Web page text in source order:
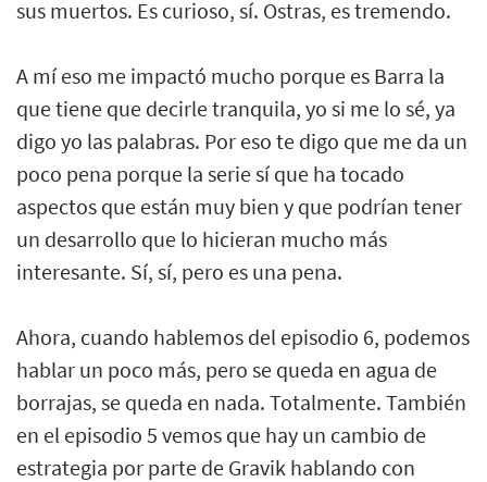
sus muertos. Es curioso, sí. Ostras, es tremendo.
A mí eso me impactó mucho porque es Barra la
que tiene que decirle tranquila, yo si me lo sé, ya
digo yo las palabras. Por eso te digo que me da un
poco pena porque la serie sí que ha tocado
aspectos que están muy bien y que podrían tener
un desarrollo que lo hicieran mucho más
interesante. Sí, sí, pero es una pena.
Ahora, cuando hablemos del episodio 6, podemos
hablar un poco más, pero se queda en agua de
borrajas, se queda en nada. Totalmente. También
en el episodio 5 vemos que hay un cambio de
estrategia por parte de Gravik hablando con